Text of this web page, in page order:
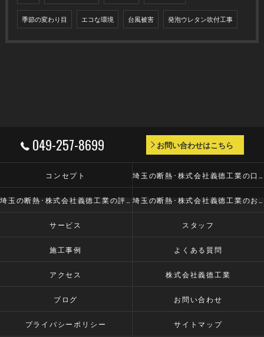
季節の変わり目 エコな環境 台風被害 発泡ウレタン吹付工事
049-257-8699 お問い合わせはこちら
コンセプト
サービス スタッフ
施工事例 よくある質問
アクセス 株式会社義德工業
ブログ お問い合わせ
プライバシーポリシー サイトマップ